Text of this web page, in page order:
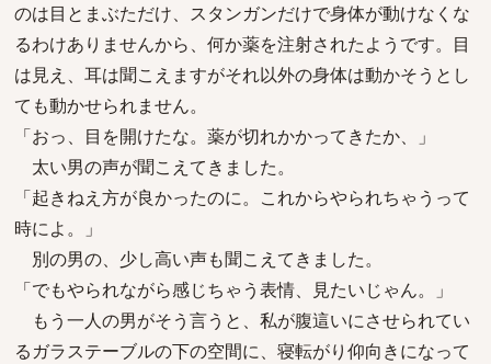
のは目とまぶただけ、スタンガンだけで身体が動けなくな
るわけありませんから、何か薬を注射されたようです。目
は見え、耳は聞こえますがそれ以外の身体は動かそうとし
ても動かせられません。
「おっ、目を開けたな。薬が切れかかってきたか、」
太い男の声が聞こえてきました。
「起きねえ方が良かったのに。これからやられちゃうって
時によ。」
別の男の、少し高い声も聞こえてきました。
「でもやられながら感じちゃう表情、見たいじゃん。」
もう一人の男がそう言うと、私が腹這いにさせられてい
るガラステーブルの下の空間に、寝転がり仰向きになって